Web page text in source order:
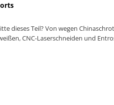
dieses Teil? Von wegen
CNC-Laserschneiden und